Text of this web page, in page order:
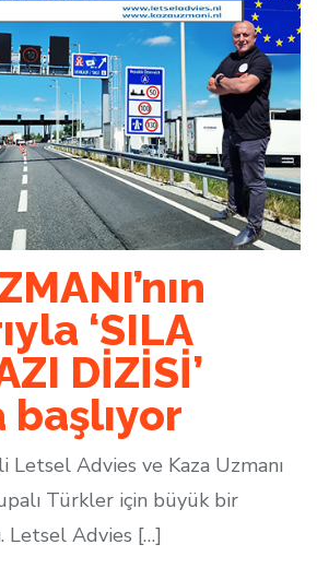
‘SILA
DİZİSİ’
başlıyor
Advies ve Kaza Uzmanı
Türkler için büyük bir
Letsel Advies […]